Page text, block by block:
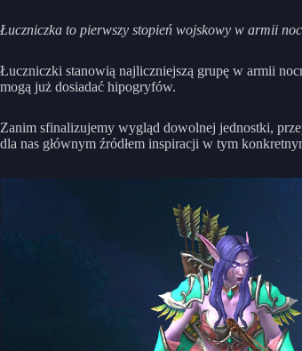
Łuczniczka to pierwszy stopień wojskowy w armii
Łuczniczki stanowią najliczniejszą grupę w armii
mogą już dosiadać hipogryfów.
Zanim sfinalizujemy wygląd dowolnej jednostki,
dla nas głównym źródłem inspiracji w tym